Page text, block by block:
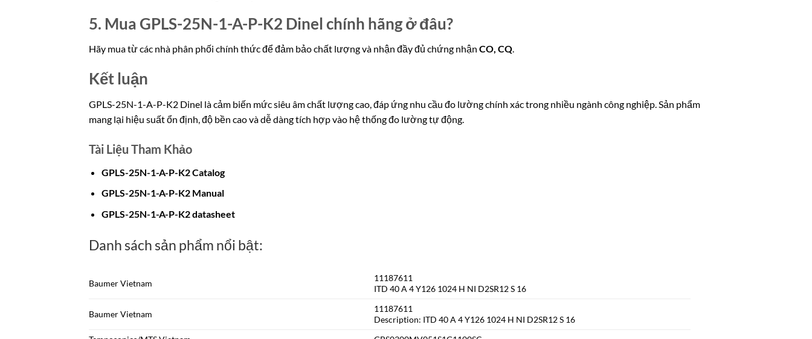
5. Mua GPLS-25N-1-A-P-K2 Dinel chính hãng ở đâu?
Hãy mua từ các nhà phân phối chính thức để đảm bảo chất lượng và nhận đầy đủ chứng nhận CO, CQ.
Kết luận
GPLS-25N-1-A-P-K2 Dinel là cảm biến mức siêu âm chất lượng cao, đáp ứng nhu cầu đo lường chính xác trong nhiều ngành công nghiệp. Sản phẩm
mang lại hiệu suất ổn định, độ bền cao và dễ dàng tích hợp vào hệ thống đo lường tự động.
Tài Liệu Tham Khảo
GPLS-25N-1-A-P-K2 Catalog
GPLS-25N-1-A-P-K2 Manual
GPLS-25N-1-A-P-K2 datasheet
Danh sách sản phẩm nổi bật:
Baumer Vietnam
11187611
ITD 40 A 4 Y126 1024 H NI D2SR12 S 16
Baumer Vietnam
11187611
Description: ITD 40 A 4 Y126 1024 H NI D2SR12 S 16